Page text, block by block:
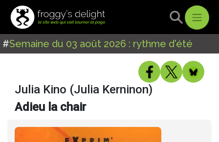
#Semaine du 03 août 2026 : rythme d'été
Julia Kino (Julia Kerninon)
Adieu la chair